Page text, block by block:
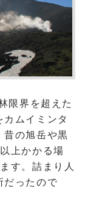
限界を超えた
ムイミンタ
の旭岳や黒
上かかる場
す。詰まり人
だったので